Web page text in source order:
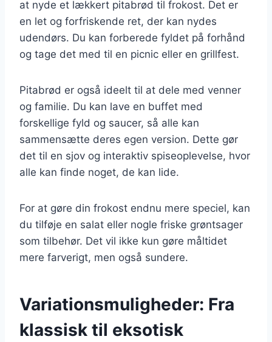
at nyde et lækkert pitabrød til frokost. Det er
en let og forfriskende ret, der kan nydes
udendørs. Du kan forberede fyldet på forhånd
og tage det med til en picnic eller en grillfest.
Pitabrød er også ideelt til at dele med venner
og familie. Du kan lave en buffet med
forskellige fyld og saucer, så alle kan
sammensætte deres egen version. Dette gør
det til en sjov og interaktiv spiseoplevelse, hvor
alle kan finde noget, de kan lide.
For at gøre din frokost endnu mere speciel, kan
du tilføje en salat eller nogle friske grøntsager
som tilbehør. Det vil ikke kun gøre måltidet
mere farverigt, men også sundere.
Variationsmuligheder: Fra
klassisk til eksotisk